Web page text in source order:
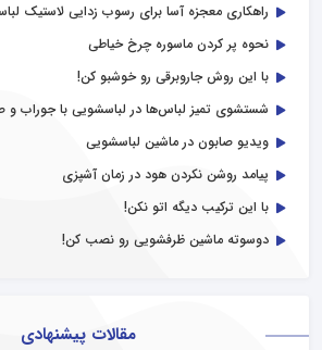
راهکاری معجزه آسا برای رسوب زدایی لاستیک
نحوه پر کردن ماسوره چرخ خیاطی
با این روش جاروبرقی رو خوشبو کن!
شستشوی تمیز لباس‌ها در لباسشویی با جوراب و
ویدیو صابون در ماشین لباسشویی
پیامد روشن نکردن هود در زمان آشپزی
با این ترکیب دیگه اتو نکن!
دوسوته ماشین ظرفشویی رو نصب کن!
مقالات پیشنهادی